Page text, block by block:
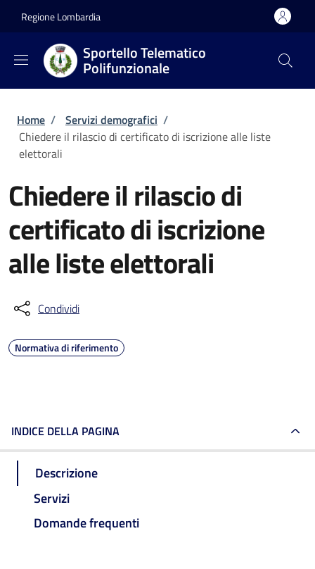
Regione Lombardia
Sportello Telematico
Polifunzionale
Briciole di pane
Home / Servizi demografici /
Chiedere il rilascio di certificato di iscrizione alle liste
elettorali
Chiedere il rilascio di
certificato di iscrizione
alle liste elettorali
Condividi
Normativa di riferimento
INDICE DELLA PAGINA
Descrizione
Servizi
Domande frequenti